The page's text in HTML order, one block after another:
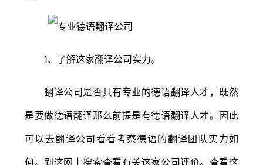
1、了解这家翻译公司实力。
翻译公司是否具有专业的德语翻译人才，既然
是要做德语翻译那么前提是有德语翻译人才。因此
可以去翻译公司看看考察德语的翻译团队实力如
何。到这网上搜索查看有关这家公司评价。查看这